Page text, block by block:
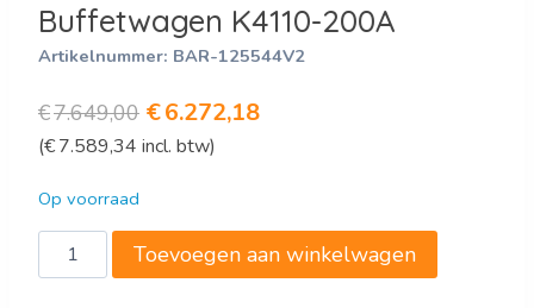
Buffetwagen K4110-200A
Artikelnummer: BAR-125544V2
€7.649,00 Oorspronkelijke
prijs
€7.649,00.
€6.272,18Huidige
€6.272,18.
(€7.589,34 incl. btw)
Op voorraad
Buffetwagen
K4110-
Toevoegen aan winkelwagen